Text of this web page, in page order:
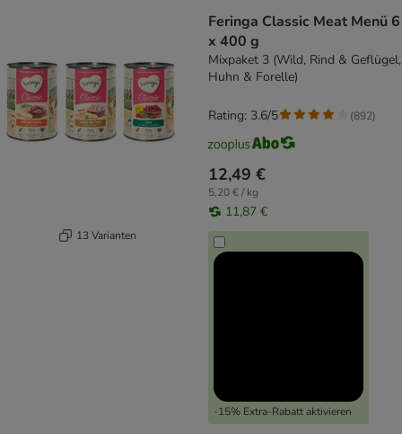
13 Varianten
Feringa Classic Meat Menü 6
x 400 g
Mixpaket 3 (Wild, Rind & Geflügel,
Huhn & Forelle)
12,49 €
5,20 € / kg
11,87 €
-15% Extra-Rabatt aktivieren
Rating: 3.6/5 (892)